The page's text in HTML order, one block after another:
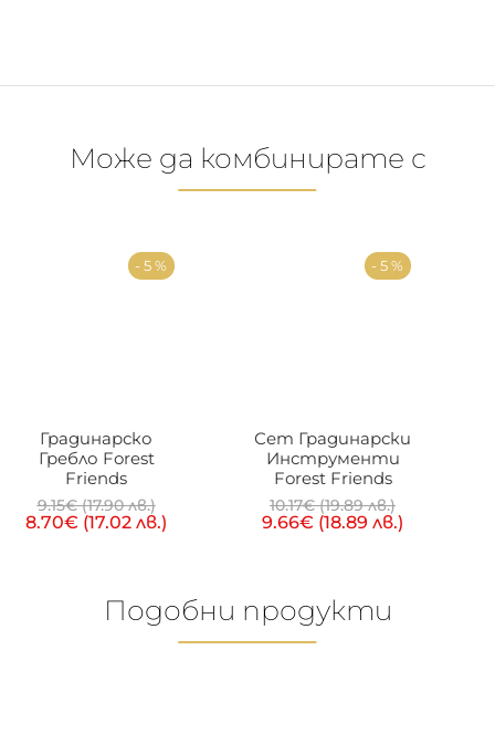
Може да комбинирате с
- 5 %
Градинарско
Гребло Forest
Friends
9.15€(17.90 лв.)
8.70€ (17.02 лв.)
- 5 %
Сет Градинарски
Инструменти
Forest Friends
10.17€(19.89 лв.)
9.66€ (18.89 лв.)
Подобни продукти